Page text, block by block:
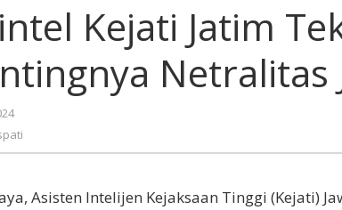
Tekankan
Pentingnya
Jelang
Pilkada
Kejati Jatim
Netralitas
Asisten Intelijen Kejaksaan Tinggi (Kejati)